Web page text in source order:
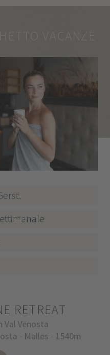
VACANZE
RETREAT
Venosta
- Malles - 1540m